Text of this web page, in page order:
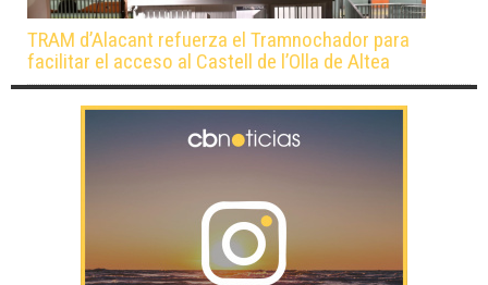
TRAM d’Alacant refuerza el Tramnochador para
facilitar el acceso al Castell de l’Olla de Altea